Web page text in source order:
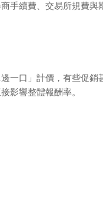
手續費、交易所規費與
一口」計價，有些促銷
影響整體報酬率。